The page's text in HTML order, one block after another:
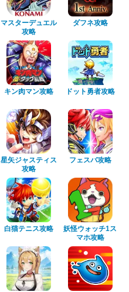
マスターデュエル
攻略
ダフネ攻略
キン肉マン攻略 ドット勇者攻略
星矢ジャスティス
攻略
フェスバ攻略
白猫テニス攻略
妖怪ウォッチ1ス
マホ攻略